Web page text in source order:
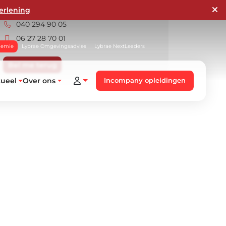
Lybrae Omgevingsadvies Lybrae NextLeaders
Over ons Incompany opleidingen
opleidingen@lybrae.nl
040 294 90 05
06 27 28 70 01